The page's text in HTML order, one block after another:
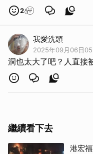
2
我愛洗頭
2025年09月06日
洞也太大了吧？人直接
繼續看下去
港宏